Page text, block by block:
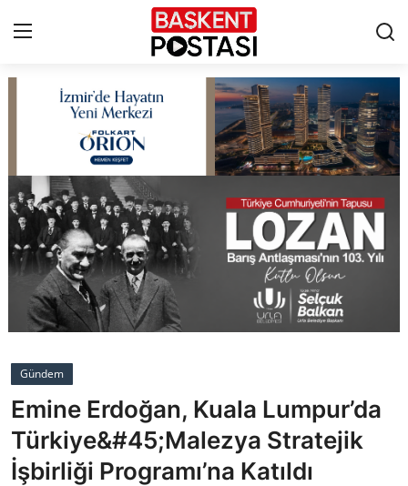
Çerez Politikası
Künye
Ankara
TBMM
Cumhurbaşkanlığı
Bakanlıklar
Siyasi Partiler
Gündem
Emine Erdoğan, Kuala Lumpur’da
Türkiye&#45;Malezya Stratejik
İşbirliği Programı’na Katıldı